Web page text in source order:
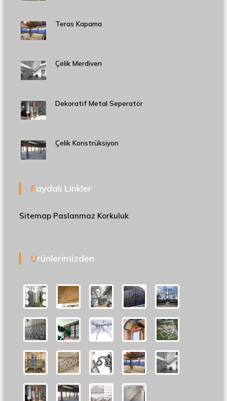
Teras Kapama
Çelik Merdiven
Dekoratif Metal Seperatör
Çelik Konstrüksiyon
Faydalı Linkler
Sitemap Paslanmaz Korkuluk
Ürünlerimizden